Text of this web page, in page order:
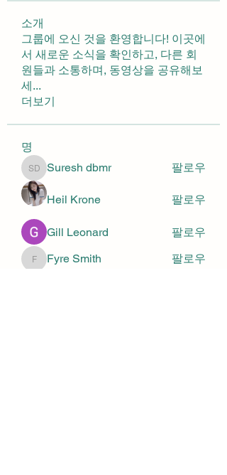
소개
그룹에 오신 것을 환영합니다! 이곳에
서 새로운 소식을 확인하고, 다른 회
원들과 소통하며, 동영상을 공유해보
세...
더보기
명
Suresh dbmr
Suresh dbmr 팔로우
Heil Krone 팔로우
Gill Leonard 팔로우
Fyre Smith
Fyre Smith 팔로우